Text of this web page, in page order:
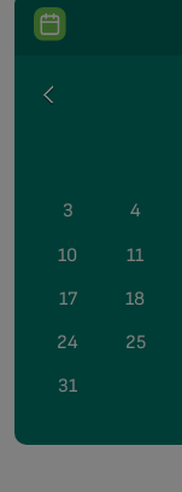
3
4
10
11
17
18
24
25
31